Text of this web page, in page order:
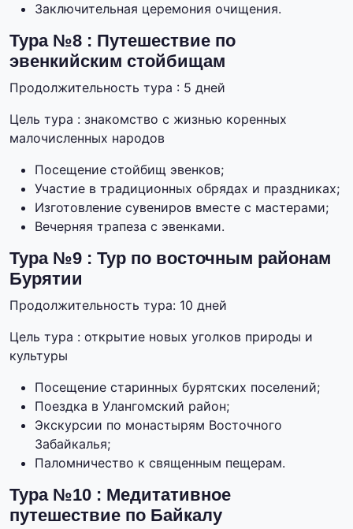
Заключительная церемония очищения.
Тура №8 : Путешествие по
эвенкийским стойбищам
Продолжительность тура : 5 дней
Цель тура : знакомство с жизнью коренных
малочисленных народов
Посещение стойбищ эвенков;
Участие в традиционных обрядах и праздниках;
Изготовление сувениров вместе с мастерами;
Вечерняя трапеза с эвенками.
Тура №9 : Тур по восточным районам
Бурятии
Продолжительность тура: 10 дней
Цель тура : открытие новых уголков природы и
культуры
Посещение старинных бурятских поселений;
Поездка в Улангомский район;
Экскурсии по монастырям Восточного
Забайкалья;
Паломничество к священным пещерам.
Тура №10 : Медитативное
путешествие по Байкалу